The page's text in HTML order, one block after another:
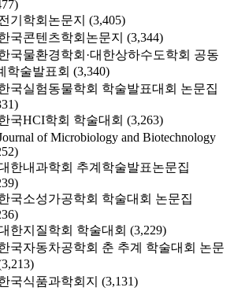
기학회논문지 (3,405)
국콘텐츠학회논문지 (3,344)
국물환경학회·대한상하수도학회 공동
학술발표회 (3,340)
국실험동물학회 학술발표대회 논문집
국HCI학회 학술대회 (3,263)
of Microbiology and Biotechnology
한내과학회 추계학술발표논문집
국소성가공학회 학술대회 논문집
한지질학회 학술대회 (3,229)
국자동차공학회 춘 추계 학술대회 논문
국식품과학회지 (3,131)